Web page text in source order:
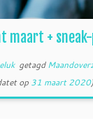
maart + sneak-
getagd
op 31 maart 2020)